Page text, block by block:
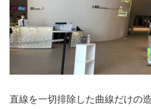
直線を一切排除した曲線だけの